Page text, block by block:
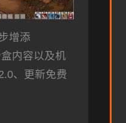
增添
内容以及机
、更新免费